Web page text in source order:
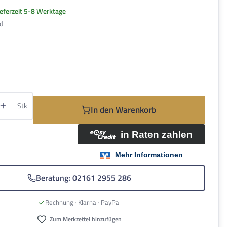
5-8 Werktage
Gib den gewünschten Wert ein
Stk In den Warenkorb
Beratung: 02161 2955 286
Rechnung · Klarna · PayPal
Zum Merkzettel hinzufügen